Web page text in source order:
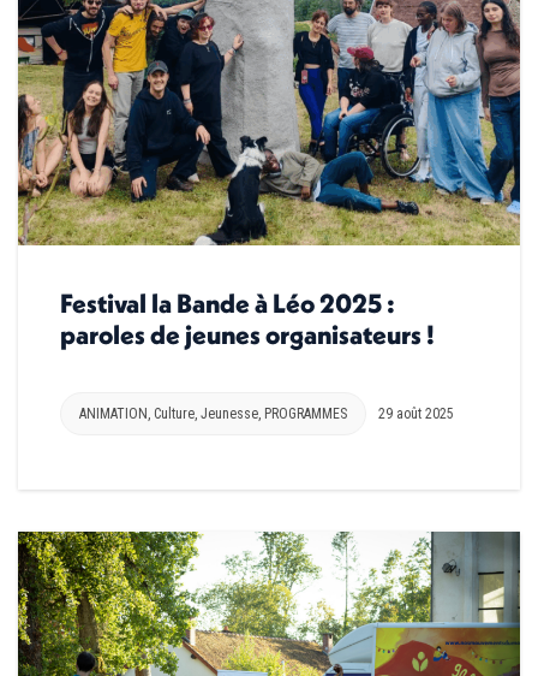
Festival la Bande à Léo 2025 :
paroles de jeunes organisateurs !
ANIMATION , Culture, Jeunesse, PROGRAMMES 29 août 2025